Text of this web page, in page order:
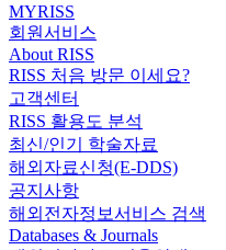
MYRISS
회원서비스
About RISS
RISS 처음 방문 이세요?
고객센터
RISS 활용도 분석
최신/인기 학술자료
해외자료신청(E-DDS)
공지사항
해외전자정보서비스 검색
Databases & Journals